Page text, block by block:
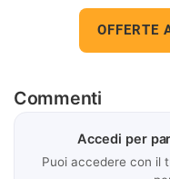
OFFERTE
Commenti
Accedi per
Puoi accedere con il